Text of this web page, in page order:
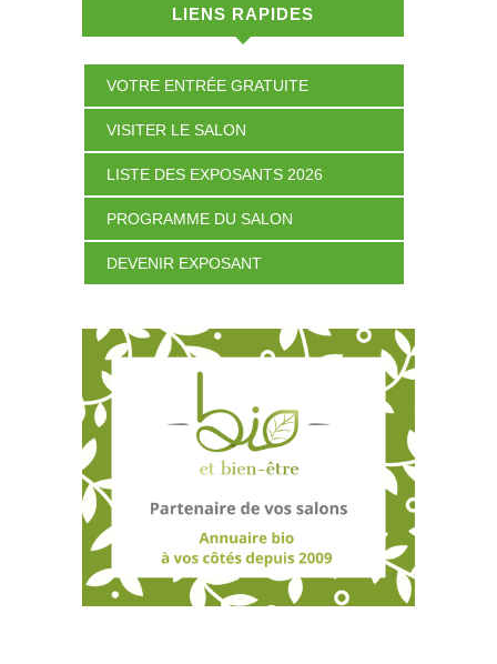
LIENS RAPIDES
VOTRE ENTRÉE GRATUITE
VISITER LE SALON
LISTE DES EXPOSANTS 2026
PROGRAMME DU SALON
DEVENIR EXPOSANT